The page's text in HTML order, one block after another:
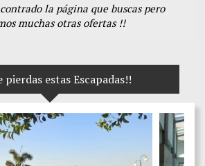
la página que buscas pero
muchas otras ofertas !!
pierdas estas Escapadas!!